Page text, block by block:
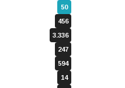
50
456
3.336
247
594
14